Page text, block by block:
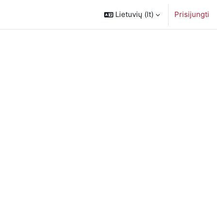
Lietuvių ‎(lt)‎ Prisijungti